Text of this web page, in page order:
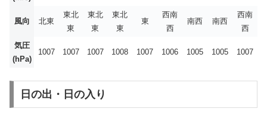
風向 北東
東北
東
東北
東
東北
東
東
西南
西
南西 南西
西南
西
気圧
(hPa)
1007 1007 1007 1008 1007 1006 1005 1005 1007
日の出・日の入り